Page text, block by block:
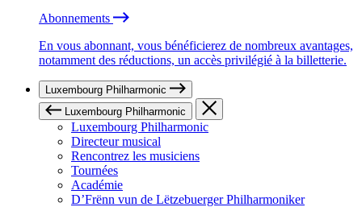
Abonnements
En vous abonnant, vous bénéficierez de nombreux avantages,
notamment des réductions, un accès privilégié à la billetterie.
Luxembourg Philharmonic
Luxembourg Philharmonic
Luxembourg Philharmonic
Directeur musical
Rencontrez les musiciens
Tournées
Académie
D’Frënn vun de Lëtzebuerger Philharmoniker